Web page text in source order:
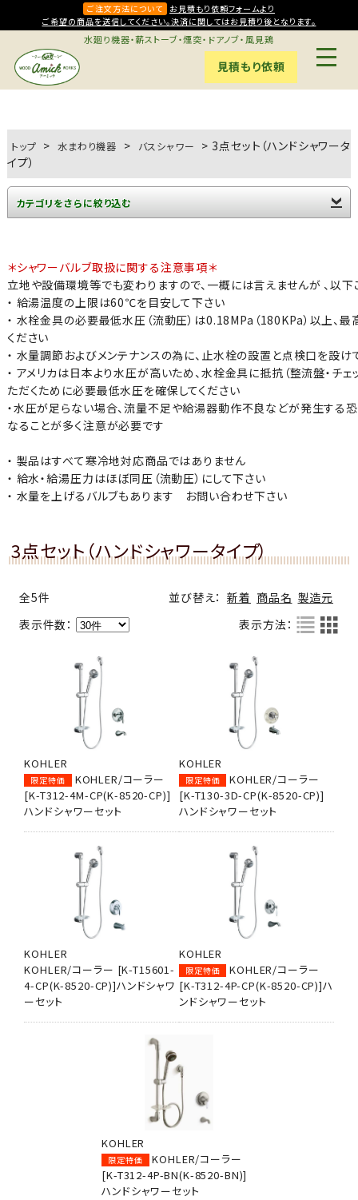
ご注文方法について
お見積もり依頼フォームより
ご希望の商品を送信してください。決済に関してはお見積り後となります。
水廻り機器・薪ストーブ・煙突・ドアノブ・風見鶏
見積もり依頼
トップ > 水まわり機器 > バスシャワー > 3点セット（ハンドシャワータ
イプ）
カテゴリをさらに絞り込む
＊シャワーバルブ取扱に関する注意事項＊
立地や設備環境等でも変わりますので、一概には言えませんが 、以
・ 給湯温度の上限は60℃を目安して下さい
・ 水栓金具の必要最低水圧（流動圧）は0.18MPa（180KPa）以上、
ください
・ 水量調節およびメンテナンスの為に、止水栓の設置と点検口を設け
・ アメリカは日本より水圧が高いため、水栓金具に抵抗（整流盤・チ
ただくために必要最低水圧を確保してください
・水圧が足らない場合、流量不足や給湯器動作不良などが発生す
なることが多く注意が必要です
・ 製品はすべて寒冷地対応商品ではありません
・ 給水・給湯圧力はほぼ同圧（流動圧）にして下さい
・ 水量を上げるバルブもあります お問い合わせ下さい
3点セット（ハンドシャワータイプ）
全5件 並び替え： 新着 商品名 製造元
表示件数：
表示方法：
KOHLER
限定特価
KOHLER/コーラー
[K-T312-4M-CP(K-8520-CP)]
ハンドシャワーセット
KOHLER
限定特価
KOHLER/コーラー
[K-T130-3D-CP(K-8520-CP)]
ハンドシャワーセット
KOHLER
KOHLER/コーラー [K-T15601-
4-CP(K-8520-CP)]ハンドシャワ
ーセット
KOHLER
限定特価
KOHLER/コーラー
[K-T312-4P-CP(K-8520-CP)]ハ
ンドシャワーセット
KOHLER
限定特価
KOHLER/コーラー
[K-T312-4P-BN(K-8520-BN)]
ハンドシャワーセット